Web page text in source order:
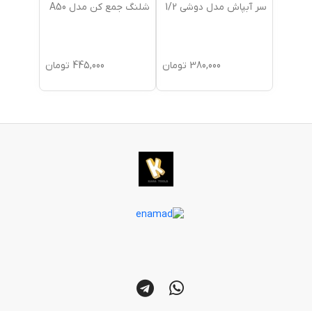
سر آبپاش مدل دوشی 1/2
380,000 تومان
شلنگ جمع کن مدل A50
445,000 تومان